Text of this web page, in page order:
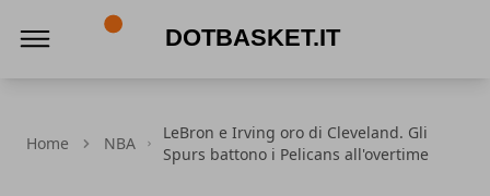
Home NBA
LeBron e Irving oro di Cleveland. Gli
Spurs battono i Pelicans all'overtime